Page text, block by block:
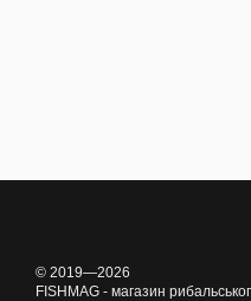
© 2019—2026
FISHMAG - магазин